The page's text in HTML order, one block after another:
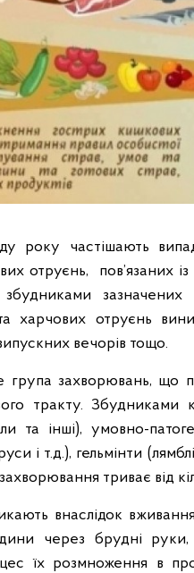
року частішають
отруєнь, пов’язаних
зазначених
харчових отруєнь
вечорів тощо.
група захворювань, що
тракту. Збудниками
та інші), умовно-
і т.д.), гельмінти
триває від
внаслідок
через брудні
їх розмноження в